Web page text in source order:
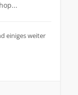
einiges weiter